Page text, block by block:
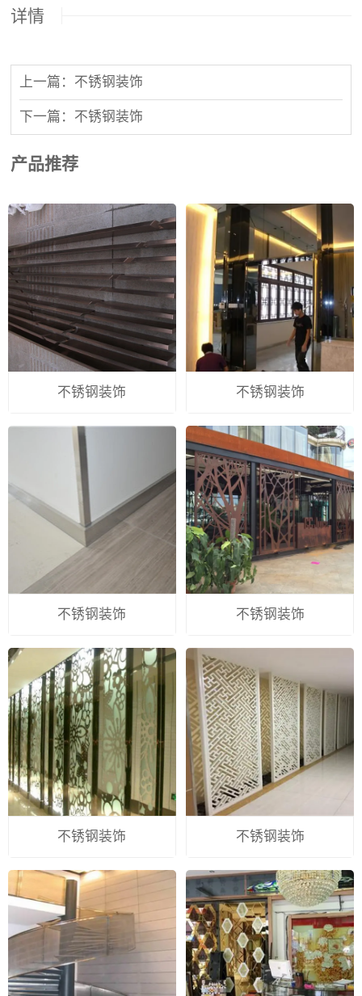
详情
上一篇：不锈钢装饰
下一篇：不锈钢装饰
产品推荐
不锈钢装饰 不锈钢装饰
不锈钢装饰 不锈钢装饰
不锈钢装饰 不锈钢装饰